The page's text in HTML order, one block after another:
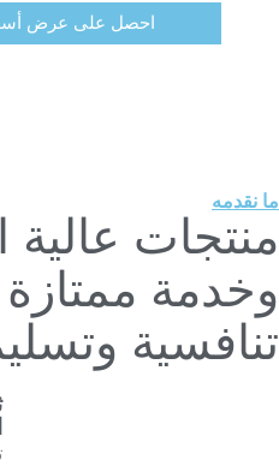
احصل على عرض
ما نقدمه
منتجات عالية
وخدمة ممتازة
تنافسية